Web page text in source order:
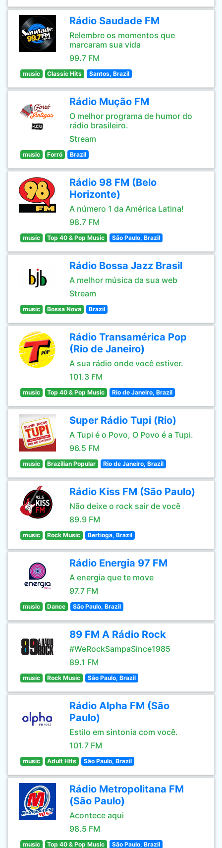
Rádio Saudade FM
Relembre os momentos que
marcaram sua vida
99.7 FM
music Classic Hits Santos, Brazil
Rádio Mução FM
O melhor programa de humor do
rádio brasileiro.
Stream
music Forró Brazil
Rádio 98 FM (Belo
Horizonte)
A número 1 da América Latina!
98.7 FM
music Top 40 & Pop Music São Paulo, Brazil
Rádio Bossa Jazz Brasil
A melhor música da sua web
Stream
music Bossa Nova Brazil
Rádio Transamérica Pop
(Rio de Janeiro)
A sua rádio onde você estiver.
101.3 FM
music Top 40 & Pop Music Rio de Janeiro, Brazil
Super Rádio Tupi (Rio)
A Tupi é o Povo, O Povo é a Tupi.
96.5 FM
music Brazilian Popular Rio de Janeiro, Brazil
Rádio Kiss FM (São Paulo)
Não deixe o rock sair de você
89.9 FM
music Rock Music Bertioga, Brazil
Rádio Energia 97 FM
A energia que te move
97.7 FM
music Dance São Paulo, Brazil
89 FM A Rádio Rock
#WeRockSampaSince1985
89.1 FM
music Rock Music São Paulo, Brazil
Rádio Alpha FM (São
Paulo)
Estilo em sintonia com você.
101.7 FM
music Adult Hits São Paulo, Brazil
Rádio Metropolitana FM
(São Paulo)
Acontece aqui
98.5 FM
music Top 40 & Pop Music São Paulo, Brazil